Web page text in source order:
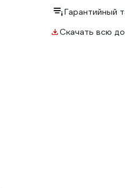
Гарантийный
Скачать всю